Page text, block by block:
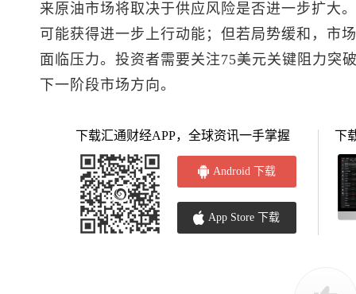
来原油市场将取决于供应风险是否进一步扩大
可能获得进一步上行动能；但若局势缓和，市
面临压力。投资者需要关注75美元关键阻力突
下一阶段市场方向。
下载汇通财经APP，全球资讯一手掌握
Android 下载
App Store 下载
下